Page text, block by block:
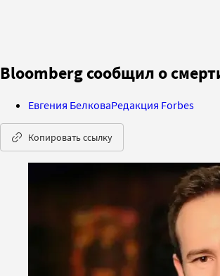
Bloomberg сообщил о
Евгения БелковаРедакция Forbes
Копировать ссылку